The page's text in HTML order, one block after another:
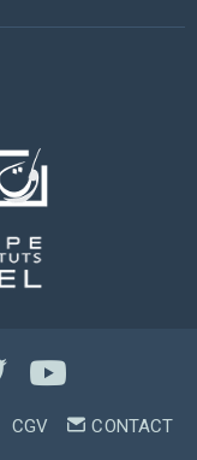
CGV CONTACT